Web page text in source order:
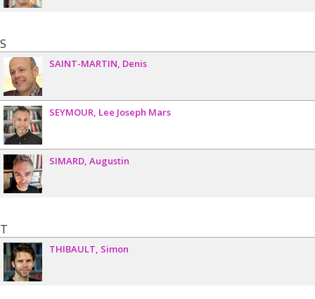
S
SAINT-MARTIN Denis
SEYMOUR Lee Joseph Mars
SIMARD Augustin
T
THIBAULT Simon